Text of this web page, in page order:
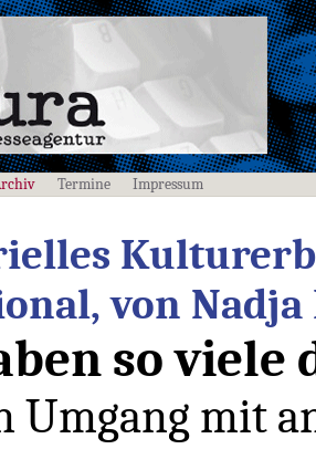
Termine Impressum
von Nadja
so viele
Umgang mit